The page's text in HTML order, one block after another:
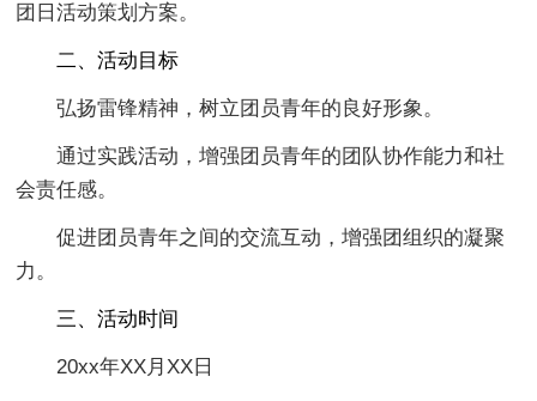
团日活动策划方案。
二、活动目标
弘扬雷锋精神，树立团员青年的良好形象。
通过实践活动，增强团员青年的团队协作能力和社
会责任感。
促进团员青年之间的交流互动，增强团组织的凝聚
力。
三、活动时间
20xx年XX月XX日